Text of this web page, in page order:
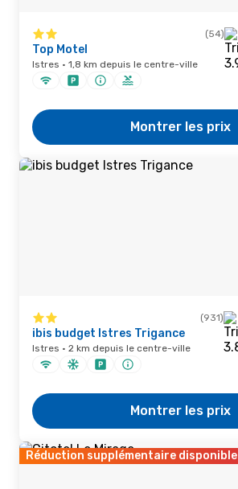
(54)
Top Motel
Istres · 1,8 km depuis le centre-ville
Montrer les prix
(931)
ibis budget Istres Trigance
Istres · 2 km depuis le centre-ville
Montrer les prix
Réduction supplémentaire disponible